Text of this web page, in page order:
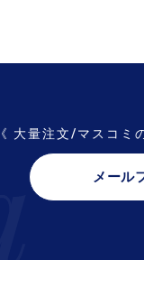
《 大量注文/マスコミ
メール